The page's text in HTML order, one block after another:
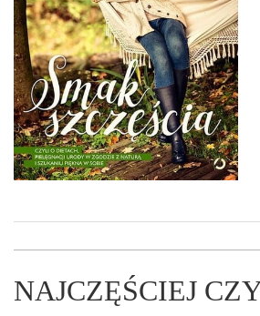
NAJCZĘŚCIEJ